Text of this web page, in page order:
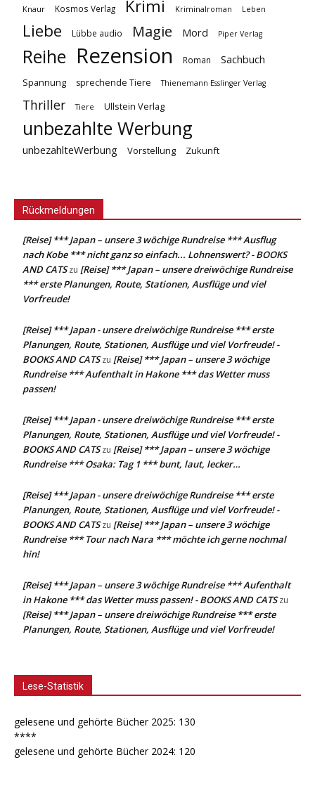
Knaur Kosmos Verlag Krimi Kriminalroman Leben
Liebe Lübbe audio Magie Mord Piper Verlag
Reihe Rezension Roman Sachbuch
Spannung sprechende Tiere Thienemann Esslinger Verlag
Thriller Tiere Ullstein Verlag
unbezahlte Werbung
unbezahlteWerbung Vorstellung Zukunft
Rückmeldungen
[Reise] *** Japan – unsere 3 wöchige Rundreise *** Ausflug
nach Kobe *** nicht ganz so einfach... Lohnenswert? - BOOKS
AND CATSzu [Reise] *** Japan – unsere dreiwöchige Rundreise
*** erste Planungen, Route, Stationen, Ausflüge und viel
Vorfreude!
[Reise] *** Japan - unsere dreiwöchige Rundreise *** erste
Planungen, Route, Stationen, Ausflüge und viel Vorfreude! -
BOOKS AND CATSzu [Reise] *** Japan – unsere 3 wöchige
Rundreise *** Aufenthalt in Hakone *** das Wetter muss
passen!
[Reise] *** Japan - unsere dreiwöchige Rundreise *** erste
Planungen, Route, Stationen, Ausflüge und viel Vorfreude! -
BOOKS AND CATSzu [Reise] *** Japan – unsere 3 wöchige
Rundreise *** Osaka: Tag 1 *** bunt, laut, lecker…
[Reise] *** Japan - unsere dreiwöchige Rundreise *** erste
Planungen, Route, Stationen, Ausflüge und viel Vorfreude! -
BOOKS AND CATSzu [Reise] *** Japan – unsere 3 wöchige
Rundreise *** Tour nach Nara *** möchte ich gerne nochmal
hin!
[Reise] *** Japan – unsere 3 wöchige Rundreise *** Aufenthalt
in Hakone *** das Wetter muss passen! - BOOKS AND CATSzu
[Reise] *** Japan – unsere dreiwöchige Rundreise *** erste
Planungen, Route, Stationen, Ausflüge und viel Vorfreude!
Lese-Statistik
gelesene und gehörte Bücher 2025: 130
****
gelesene und gehörte Bücher 2024: 120